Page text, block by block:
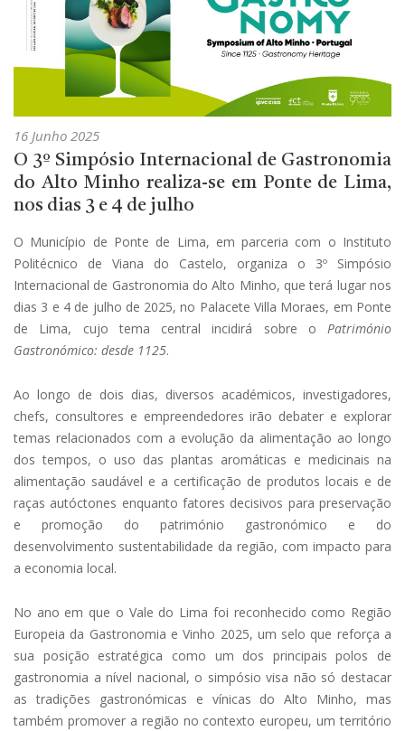
16 Junho 2025
O 3º Simpósio Internacional de Gastronomia
do Alto Minho realiza-se em Ponte de Lima,
nos dias 3 e 4 de julho
O Município de Ponte de Lima, em parceria com o Instituto
Politécnico de Viana do Castelo, organiza o 3º Simpósio
Internacional de Gastronomia do Alto Minho, que terá lugar nos
dias 3 e 4 de julho de 2025, no Palacete Villa Moraes, em Ponte
de Lima, cujo tema central incidirá sobre o Património
Gastronómico: desde 1125.
Ao longo de dois dias, diversos académicos, investigadores,
chefs, consultores e empreendedores irão debater e explorar
temas relacionados com a evolução da alimentação ao longo
dos tempos, o uso das plantas aromáticas e medicinais na
alimentação saudável e a certificação de produtos locais e de
raças autóctones enquanto fatores decisivos para preservação
e promoção do património gastronómico e do
desenvolvimento sustentabilidade da região, com impacto para
a economia local.
No ano em que o Vale do Lima foi reconhecido como Região
Europeia da Gastronomia e Vinho 2025, um selo que reforça a
sua posição estratégica como um dos principais polos de
gastronomia a nível nacional, o simpósio visa não só destacar
as tradições gastronómicas e vínicas do Alto Minho, mas
também promover a região no contexto europeu, um território